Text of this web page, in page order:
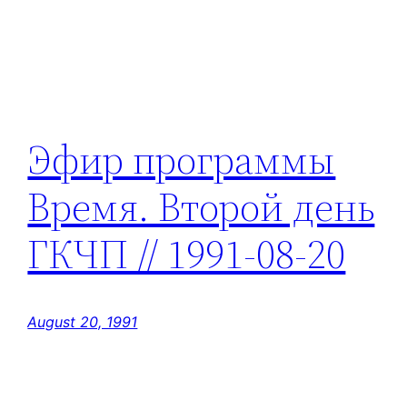
Эфир программы
Время. Второй день
ГКЧП // 1991-08-20
August 20, 1991